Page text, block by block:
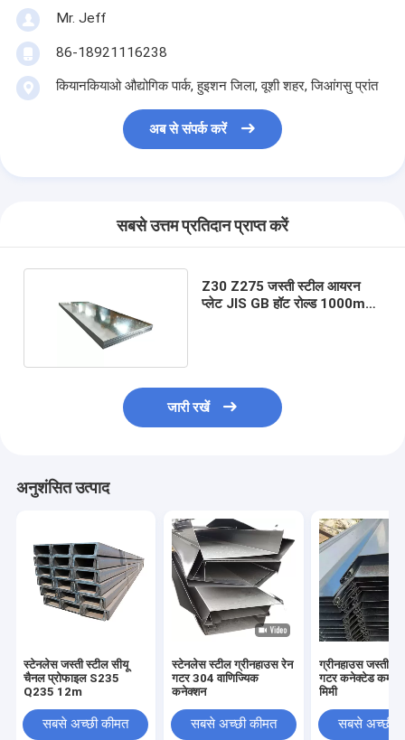
Mr. Jeff
86-18921116238
कियानकियाओ औद्योगिक पार्क, हुइशन जिला, वूशी शहर, जिआंगसु प्रांत
अब से संपर्क करें
सबसे उत्तम प्रतिदान प्राप्त करें
Z30 Z275 जस्ती स्टील आयरन
प्लेट JIS GB हॉट रोल्ड 1000mm
जारी रखें
अनुशंसित उत्पाद
स्टेनलेस जस्ती स्टील सीयू
चैनल प्रोफाइल S235
Q235 12m
सबसे अच्छी कीमत
स्टेनलेस स्टील ग्रीनहाउस रेन
गटर 304 वाणिज्यिक
कनेक्शन
सबसे अच्छी कीमत
ग्रीनहाउस जस्ती
गटर कनेक्टेड
मिमी
सबसे अच्छी